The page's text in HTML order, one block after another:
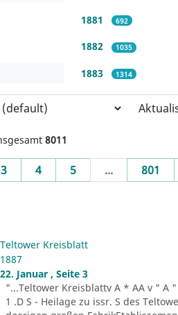
1881 692
1882 1035
1883 1314
8011
3 4 5 ... 801
Teltower Kreisblatt
1887
22. Januar , Seite 3
"...Teltower Kreisblattv A * AA v " A
1 .D S - Heilage zu issr. S des